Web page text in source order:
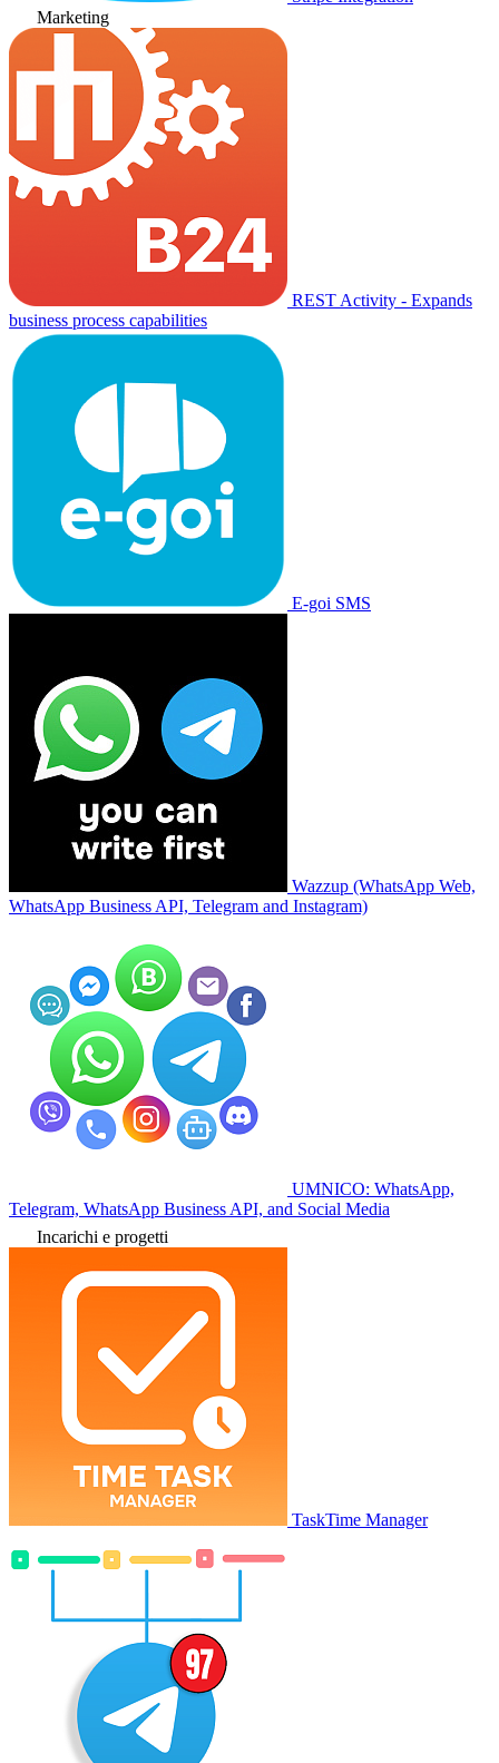
Marketing
REST Activity - Expands
business process capabilities
E-goi SMS
Wazzup (WhatsApp Web,
WhatsApp Business API, Telegram and Instagram)
UMNICO: WhatsApp,
Telegram, WhatsApp Business API, and Social Media
Incarichi e progetti
TaskTime Manager